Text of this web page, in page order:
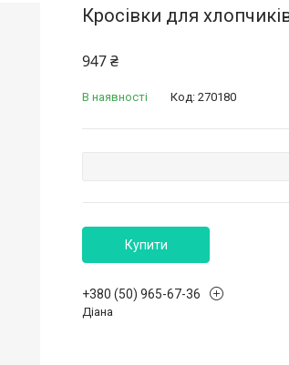
Кросівки для
947 ₴
В наявності Код: 270180
Купити
+380 (50) 965-67-36
Діана